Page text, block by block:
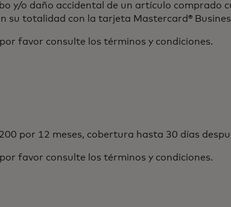
y/o daño accidental de un artículo
su totalidad con la tarjeta Mastercard®
favor consulte los términos y condiciones.
por 12 meses, cobertura hasta 30 días
favor consulte los términos y condiciones.